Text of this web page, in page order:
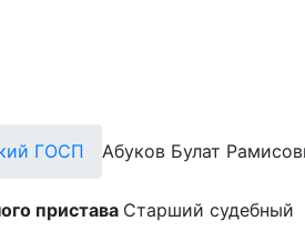
ГОСП Абуков Булат
пристава Старший судебный